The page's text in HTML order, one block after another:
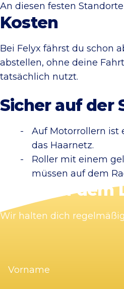
An diesen festen
Kosten
Bei Felyx fährst du schon
abstellen, ohne deine
tatsächlich nutzt.
Sicher auf der
Auf Motorrollern ist
das Haarnetz.
Roller mit einem
müssen auf dem
Bleib auf dem
Wir halten dich
(erforderlich)